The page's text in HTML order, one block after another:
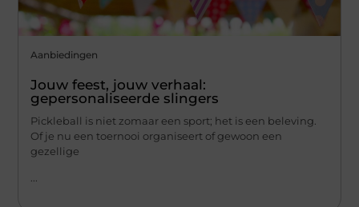
Aanbiedingen
Jouw feest, jouw verhaal:
gepersonaliseerde slingers
Pickleball is niet zomaar een sport; het is een beleving.
Of je nu een toernooi organiseert of gewoon een
gezellige
...